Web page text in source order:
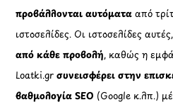
προβάλλονται αυτόματααπό
ιστοσελίδες. Οι ιστοσελίδες
από κάθε προβολή, καθώς η
Loatki.gr συνεισφέρει στην
βαθμολογία SEO (Google κ.λπ.)